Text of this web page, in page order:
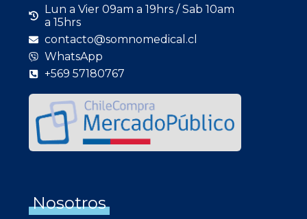
Lun a Vier 09am a 19hrs / Sab 10am
a 15hrs
contacto@somnomedical.cl
WhatsApp
+569 57180767
Nosotros